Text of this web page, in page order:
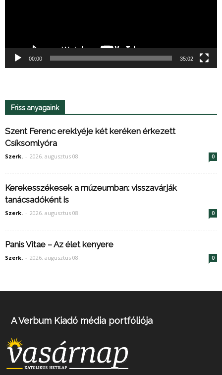
00:00 35:02
Friss anyagaink
Szent Ferenc ereklyéje két keréken érkezett
Csíksomlyóra
Szerk. - 2026. augusztus 08. 0
Kerekesszékesek a múzeumban: visszavárják
tanácsadóként is
Szerk. - 2026. augusztus 08. 0
Panis Vitae – Az élet kenyere
Szerk. - 2026. augusztus 08. 0
A Verbum Kiadó média portfóliója